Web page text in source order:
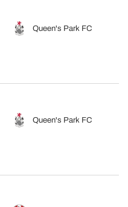
Queen's Park FC
Queen's Park FC